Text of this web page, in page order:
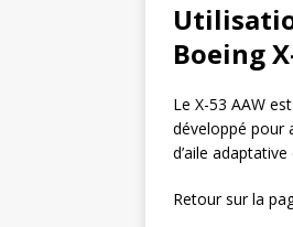
Boeing
Le X-53 AAW
développé pour
d’aile
Retour sur la